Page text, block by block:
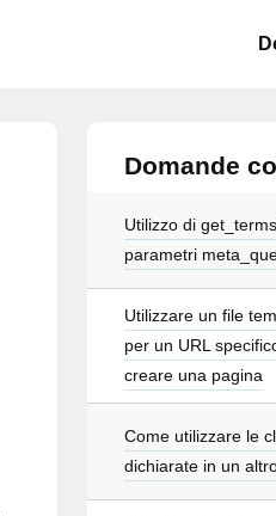
Domande
Utilizzo di
parametri
Utilizzare un file
per un URL
creare una pagina
Come utilizzare le
dichiarate in un